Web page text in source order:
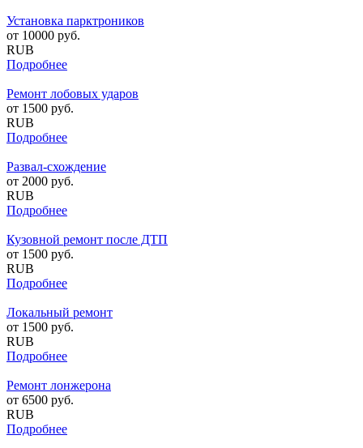
Установка парктроников
от 10000 руб.
RUB
Подробнее
Ремонт лобовых ударов
от 1500 руб.
RUB
Подробнее
Развал-схождение
от 2000 руб.
RUB
Подробнее
Кузовной ремонт после ДТП
от 1500 руб.
RUB
Подробнее
Локальный ремонт
от 1500 руб.
RUB
Подробнее
Ремонт лонжерона
от 6500 руб.
RUB
Подробнее